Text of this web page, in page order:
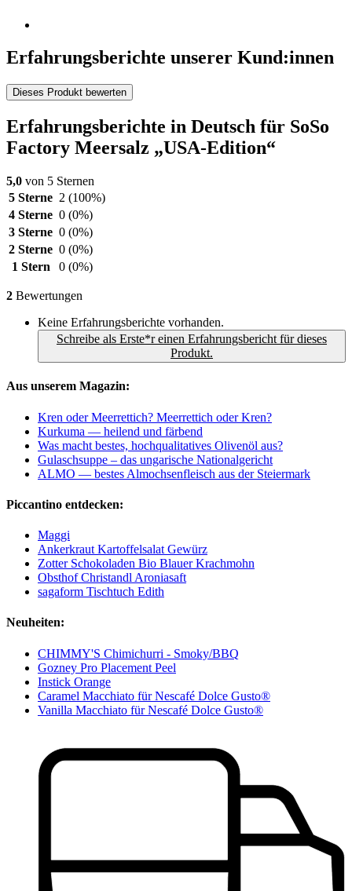
Erfahrungsberichte unserer Kund:innen
Dieses Produkt bewerten
Erfahrungsberichte in Deutsch für SoSo
Factory Meersalz „USA-Edition“
5,0 von 5 Sternen
5 Sterne 2 (100%)
4 Sterne 0 (0%)
3 Sterne 0 (0%)
2 Sterne 0 (0%)
1 Stern
0 (0%)
2 Bewertungen
Keine Erfahrungsberichte vorhanden.
Schreibe als Erste*r einen Erfahrungsbericht für dieses
Produkt.
Aus unserem Magazin:
Kren oder Meerrettich? Meerrettich oder Kren?
Kurkuma — heilend und färbend
Was macht bestes, hochqualitatives Olivenöl aus?
Gulaschsuppe – das ungarische Nationalgericht
ALMO — bestes Almochsenfleisch aus der Steiermark
Piccantino entdecken:
Maggi
Ankerkraut Kartoffelsalat Gewürz
Zotter Schokoladen Bio Blauer Krachmohn
Obsthof Christandl Aroniasaft
sagaform Tischtuch Edith
Neuheiten:
CHIMMY'S Chimichurri - Smoky/BBQ
Gozney Pro Placement Peel
Instick Orange
Caramel Macchiato für Nescafé Dolce Gusto®
Vanilla Macchiato für Nescafé Dolce Gusto®